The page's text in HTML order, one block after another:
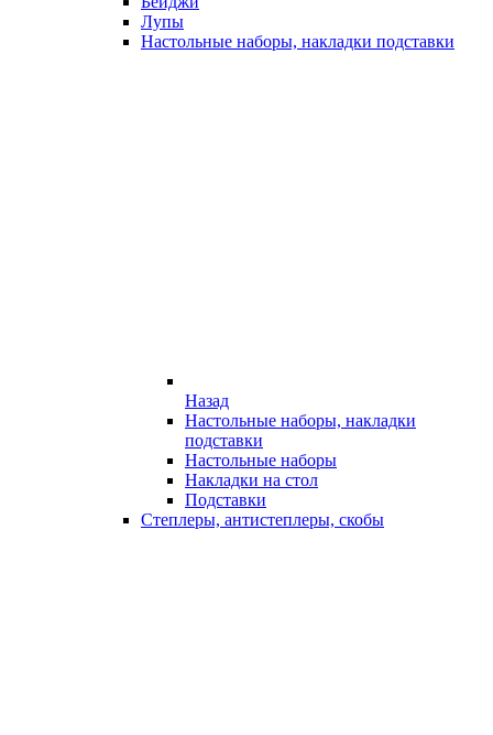
Лупы
Настольные наборы, накладки подставки
Назад
Настольные наборы, накладки
подставки
Настольные наборы
Накладки на стол
Подставки
Степлеры, антистеплеры, скобы